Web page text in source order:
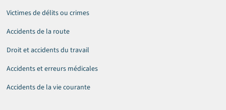
Victimes de délits ou crimes
Accidents de la route
Droit et accidents du travail
Accidents et erreurs médicales
Accidents de la vie courante